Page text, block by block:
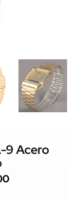
9 Acero